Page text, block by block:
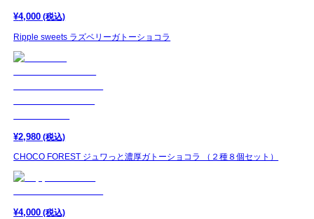
¥4,000 (税込)
Ripple sweets ラズベリーガトーショコラ
¥2,980 (税込)
CHOCO FOREST ジュワっと濃厚ガトーショコラ （２種８個セット）
¥4,000 (税込)